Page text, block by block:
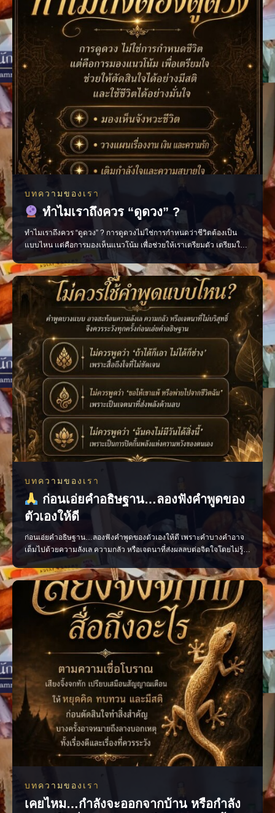
บทความของเรา
ทำไมเราถึงควร “ดูดวง” ?
ทำไมเราถึงควร “ดูดวง” ? การดูดวงไม่ใช่การกำหนดว่าชีวิตต้องเป็น
แบบไหน แต่คือการมองเห็นแนวโน้ม เพื่อช่วยให้เราเตรียมตัว เตรียมใจ
และตัดสินใจได้อย่างมีสติมากขึ้น มองเห็นจังหวะสำคัญของชีวิต วางแผน
เรื่องงาน การเงิน และความรัก เติมกำลังใจในวันที่รู้สึกสับสน ช่วยให้เดิน
หน้าต่อได้อย่างมั่นใจ เพราะเมื่อเรารู
บทความของเรา
ก่อนเอ่ยคำอธิษฐาน…ลองฟังคำพูดของ
ตัวเองให้ดี
ก่อนเอ่ยคำอธิษฐาน…ลองฟังคำพูดของตัวเองให้ดี เพราะคำบางคำอาจ
เต็มไปด้วยความลังเล ความกลัว หรือเจตนาที่ส่งผลลบต่อจิตใจโดยไม่รู้
ตัว ควรอธิษฐานด้วยถ้อยคำที่ชัดเจน สุภาพ และเปี่ยมด้วยเจตนาดี เพื่อให้
ใจของเรามั่นคงและพร้อมก้าวไปสู่สิ่งที่ปรารถนา แล้วคุณเคยเผลอใช้คำ
พูดแบบไหนเวลาอธิษฐานบ้าง? #คำอธิษฐาน #พลัง
บทความของเรา
เคยไหม…กำลังจะออกจากบ้าน หรือกำลัง